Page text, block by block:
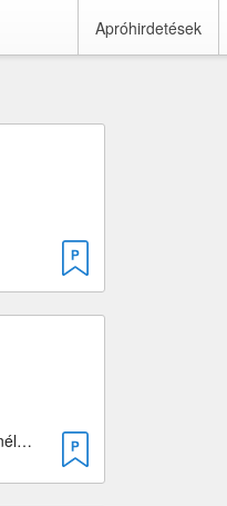
Apróhirdetések
2005 · 24.630 km · 21 kW (28 LE) · okmányok nélkül · 400 cm³